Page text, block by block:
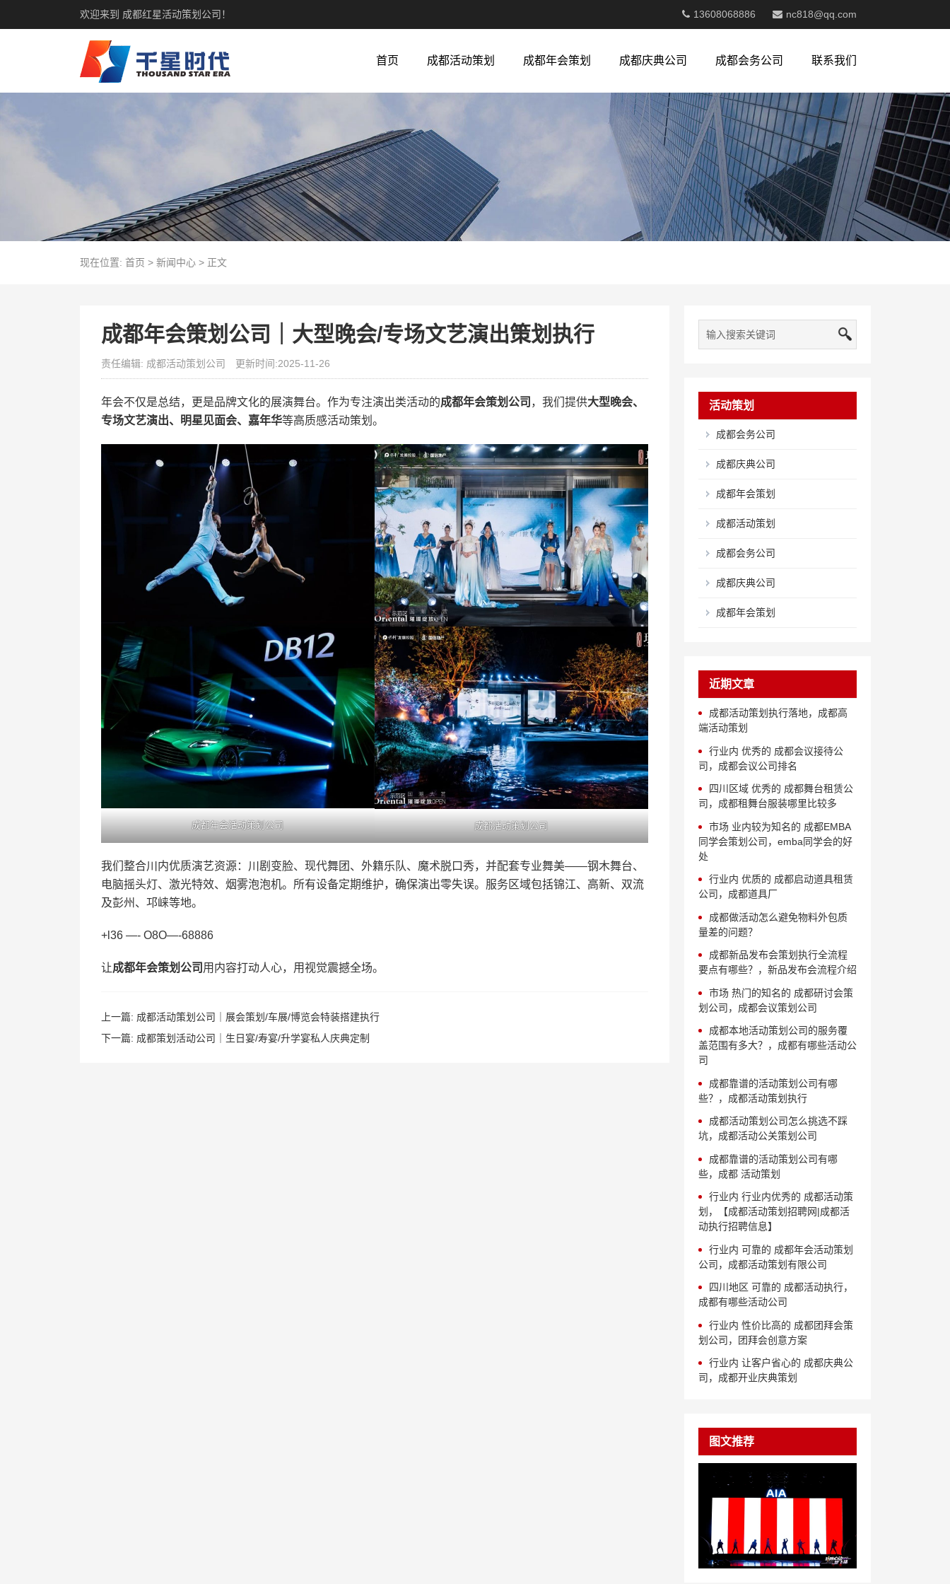
欢迎来到 成都红星活动策划公司！ 13608068886 nc818@qq.com
首页 成都活动策划 成都年会策划 成都庆典公司 成都会务公司 联系我们
现在位置: 首页 > 新闻中心> 正文
成都年会策划公司｜大型晚会/专场文艺演出策划执行
责任编辑: 成都活动策划公司 更新时间:2025-11-26
年会不仅是总结，更是品牌文化的展演舞台。作为专注演出类活动的成都年会策划公司 ，我们提供大型晚会、
专场文艺演出、明星见面会、嘉年华等高质感活动策划。
成都年会活动策划公司 成都活动策划公司
我们整合川内优质演艺资源：川剧变脸、现代舞团、外籍乐队、魔术脱口秀，并配套专业舞美——钢木舞台、
电脑摇头灯、激光特效、烟雾泡泡机。所有设备定期维护，确保演出零失误。服务区域包括锦江、高新、双流
及彭州、邛崃等地。
+l36 —- O8O—-68886
让成都年会策划公司 用内容打动人心，用视觉震撼全场。
上一篇: 成都活动策划公司｜展会策划/车展/博览会特装搭建执行
下一篇: 成都策划活动公司｜生日宴/寿宴/升学宴私人庆典定制
活动策划
成都会务公司
成都庆典公司
成都年会策划
成都活动策划
成都会务公司
成都庆典公司
成都年会策划
近期文章
成都活动策划执行落地，成都高
端活动策划
行业内 优秀的 成都会议接待公
司，成都会议公司排名
四川区域 优秀的 成都舞台租赁公
司，成都租舞台服装哪里比较多
市场 业内较为知名的 成都EMBA
同学会策划公司，emba同学会的好
处
行业内 优质的 成都启动道具租赁
公司，成都道具厂
成都做活动怎么避免物料外包质
量差的问题？
成都新品发布会策划执行全流程
要点有哪些？，新品发布会流程介绍
市场 热门的知名的 成都研讨会策
划公司，成都会议策划公司
成都本地活动策划公司的服务覆
盖范围有多大？，成都有哪些活动公
司
成都靠谱的活动策划公司有哪
些？，成都活动策划执行
成都活动策划公司怎么挑选不踩
坑，成都活动公关策划公司
成都靠谱的活动策划公司有哪
些，成都 活动策划
行业内 行业内优秀的 成都活动策
划，【成都活动策划招聘网|成都活
动执行招聘信息】
行业内 可靠的 成都年会活动策划
公司，成都活动策划有限公司
四川地区 可靠的 成都活动执行，
成都有哪些活动公司
行业内 性价比高的 成都团拜会策
划公司，团拜会创意方案
行业内 让客户省心的 成都庆典公
司，成都开业庆典策划
图文推荐